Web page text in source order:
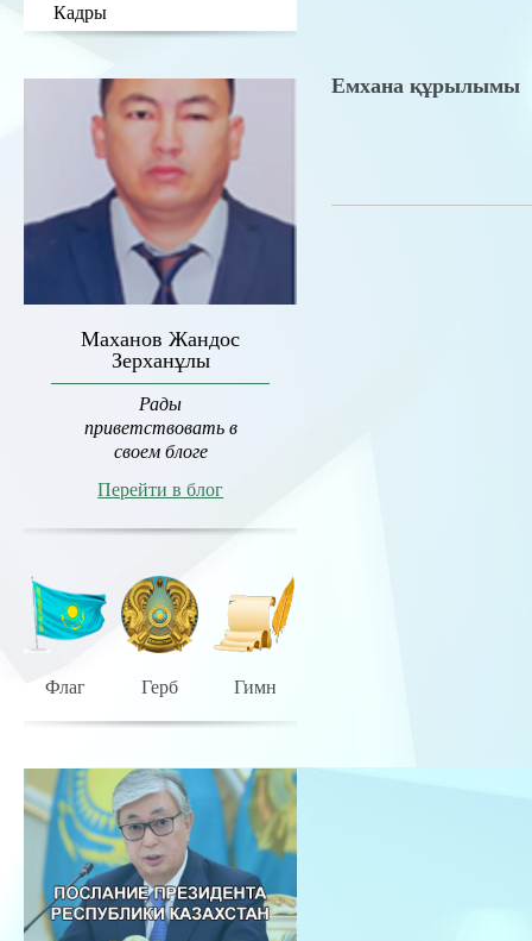
Кадры
Маханов Жандос
Зерханұлы
Рады
приветствовать в
своем блоге
Перейти в блог
Флаг Герб Гимн
Емхана құрылымы